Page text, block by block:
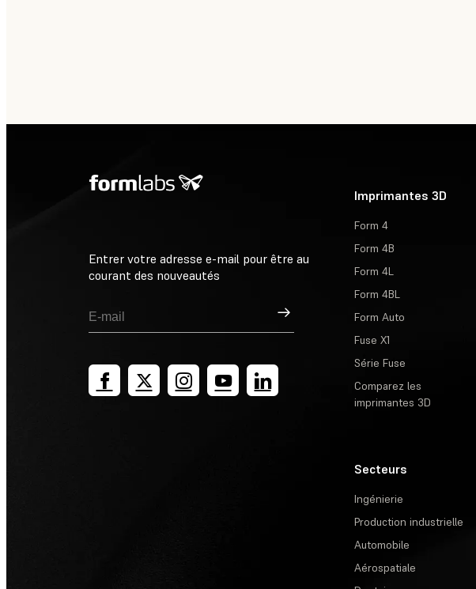
Entrer votre adresse e-mail pour être au
courant des nouveautés
Inscription
Imprimantes 3D
Form 4
Form 4B
Form 4L
Form 4BL
Form Auto
Fuse X1
Série Fuse
Comparez les
imprimantes 3D
Secteurs
Ingénierie
Production industrielle
Automobile
Aérospatiale